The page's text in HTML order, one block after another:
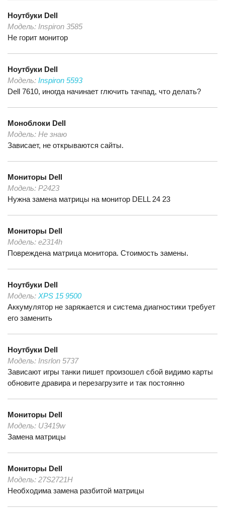
Ноутбуки Dell
Модель: Inspiron 3585
Не горит монитор
Ноутбуки Dell
Модель: Inspiron 5593
Dell 7610, иногда начинает глючить тачпад, что делать?
Моноблоки Dell
Модель: Не знаю
Зависает, не открываются сайты.
Мониторы Dell
Модель: P2423
Нужна замена матрицы на монитор DELL 24 23
Мониторы Dell
Модель: e2314h
Повреждена матрица монитора. Стоимость замены.
Ноутбуки Dell
Модель: XPS 15 9500
Аккумулятор не заряжается и система диагностики требует
его заменить
Ноутбуки Dell
Модель: Insrlon 5737
Зависают игры танки пишет произошел сбой видимо карты
обновите дравира и перезагрузите и так постоянно
Мониторы Dell
Модель: U3419w
Замена матрицы
Мониторы Dell
Модель: 27S2721H
Необходима замена разбитой матрицы